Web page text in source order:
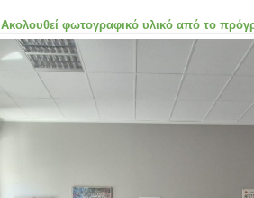
Ακολουθεί φωτογραφικό υλικό από το